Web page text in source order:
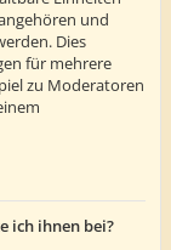
und
Dies
für mehrere
zu Moderatoren
ich ihnen bei?